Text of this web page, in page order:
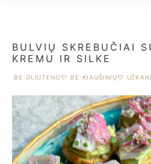
BULVIŲ SKREBUČIAI
KREMU IR SILKE
BE GLIUTENO ♡ BE KIAUŠINIŲ♡